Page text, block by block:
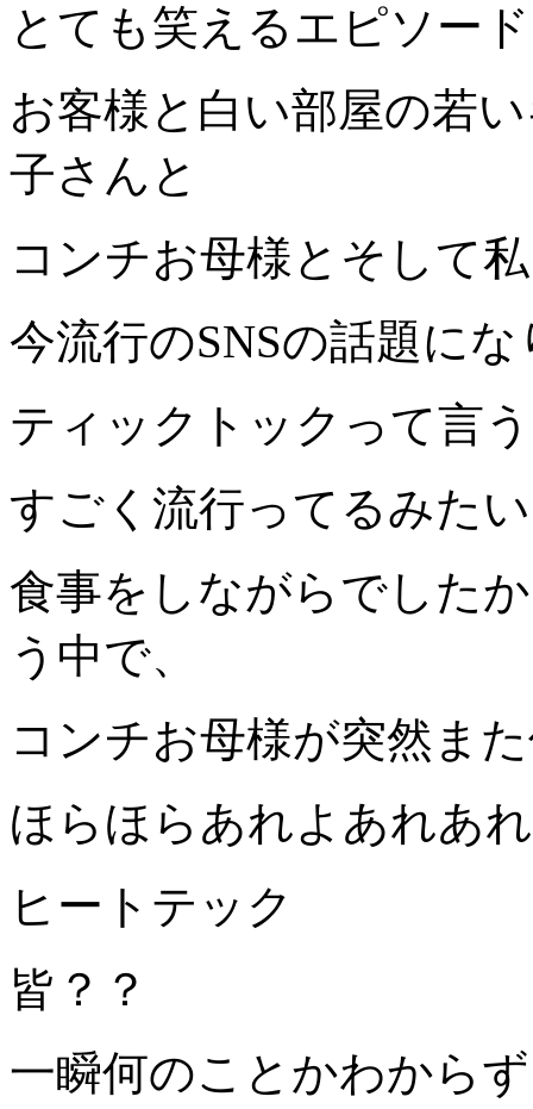
とても笑えるエピソー
お客様と白い部屋の若
子さんと
コンチお母様とそして
今流行のSNSの話題にな
ティックトックって言
すごく流行ってるみた
食事をしながらでした
う中で、
コンチお母様が突然ま
ほらほらあれよあれあ
ヒートテック
皆？？
一瞬何のことかわから